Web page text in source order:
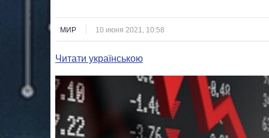
МИР 10 июня 2021, 10:58
Читати українською